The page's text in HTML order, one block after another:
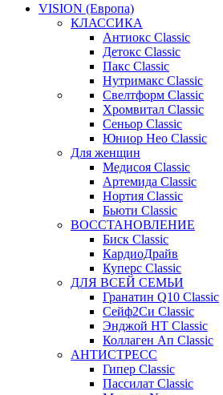
VISION (Европа)
КЛАССИКА
Антиокс Classic
Детокс Classic
Пакс Classic
Нутримакс Classic
Свелтформ Classic
Хромвитал Classic
Сеньор Classic
Юниор Нео Classic
Для женщин
Медисоя Classic
Артемида Classic
Нортия Classic
Бьюти Classic
ВОССТАНОВЛЕНИЕ
Биск Classic
КардиоДрайв
Куперс Classic
ДЛЯ ВСЕЙ СЕМЬИ
Гранатин Q10 Classic
Сейф2Си Classic
Энджой НТ Classic
Коллаген Ап Classic
АНТИСТРЕСС
Гипер Classic
Пассилат Classic